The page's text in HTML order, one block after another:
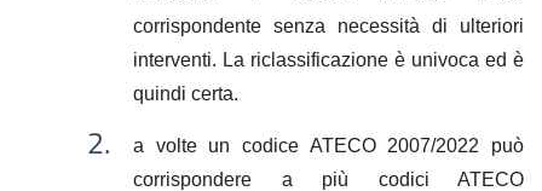
corrispondente senza necessità di ulteriori
interventi. La riclassificazione è univoca ed è
quindi certa.
a volte un codice ATECO 2007/2022 può
corrispondere a più codici ATECO